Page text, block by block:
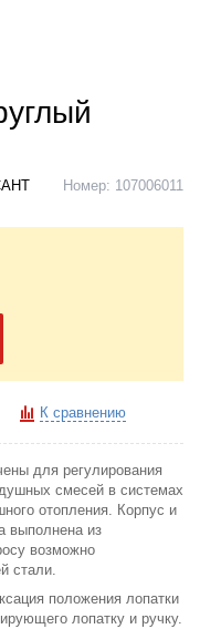
Номер: 107006011
К сравнению
для регулирования
смесей в системах
отопления. Корпус и
выполнена из
возможно
стали.
положения лопатки
лопатку и ручку.